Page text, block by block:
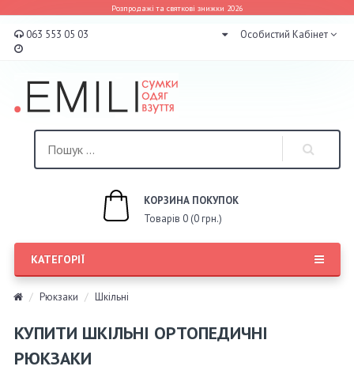
Розпродажі та святкові знижки 2026
063 553 05 03 Особистий Кабінет
КОРЗИНА ПОКУПОК
Товарів 0 (0 грн.)
КАТЕГОРІЇ
Рюкзаки Шкільні
КУПИТИ ШКІЛЬНІ ОРТОПЕДИЧНІ
РЮКЗАКИ